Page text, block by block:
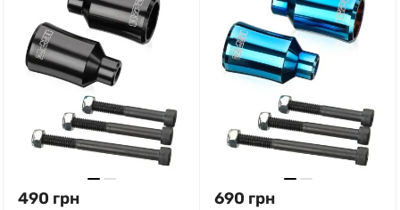
490 грн 690 грн